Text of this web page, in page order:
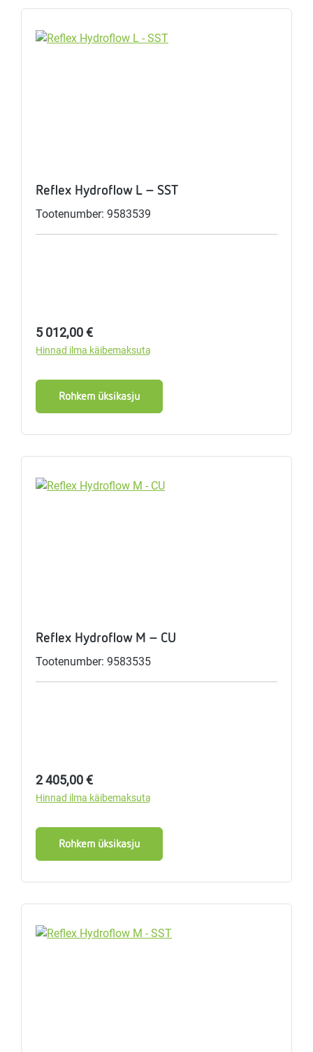
Reflex Hydroflow L - SST
Tootenumber: 9583539
Tavahind:
5 012,00 €
Hinnad ilma käibemaksuta
Rohkem üksikasju
Reflex Hydroflow M - CU
Tootenumber: 9583535
Tavahind:
2 405,00 €
Hinnad ilma käibemaksuta
Rohkem üksikasju